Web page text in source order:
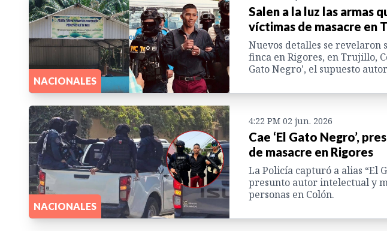
NACIONALES
Salen a la luz las armas
víctimas de masacre en
Nuevos detalles se revelaron
finca en Rigores, en Trujillo,
Gato Negro', el supuesto
NACIONALES
4:22 PM 02 jun. 2026
Cae ‘El Gato Negro’,
de masacre en Rigores
La Policía capturó a alias “El
presunto autor intelectual y
personas en Colón.